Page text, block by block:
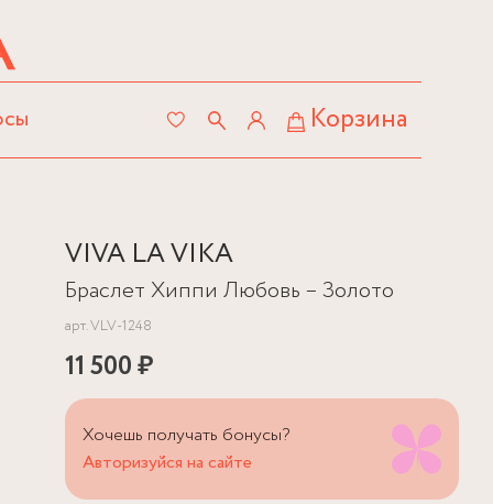
Корзина
VIVA LA VIKA
Браслет Хиппи Любовь – Золото
арт.VLV-1248
11 500 ₽
Хочешь получать бонусы?
Авторизуйся на сайте